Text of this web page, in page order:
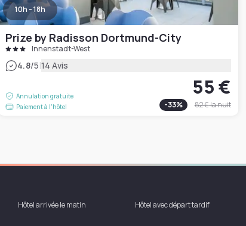
10h - 18h
Prize by Radisson Dortmund-City
Innenstadt-West
4.8/5|14 Avis
Annulation gratuite
Paiement à l'hôtel
55 €
-33% 82 €la nuit
Hôtel arrivée le matin Hôtel avec départ tardif